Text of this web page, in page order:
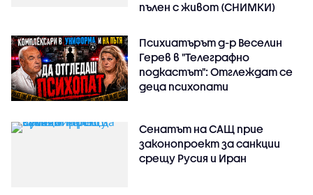
пълен с живот (СНИМКИ)
Психиатърът д-р Веселин
Герев в "Телеграфно
подкастът": Отглеждат се
деца психопати
Сенатът на САЩ прие
законопроект за санкции
срещу Русия и Иран